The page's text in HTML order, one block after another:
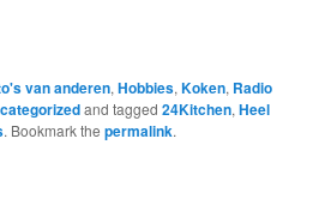
van anderen,Hobbies,Koken, Radio
and tagged24Kitchen,Heel
. Bookmark thepermalink.